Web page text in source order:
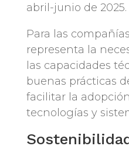
abril-junio de 2025.
Para las
representa la
las capacidades
buenas prácticas
facilitar la
tecnologías y